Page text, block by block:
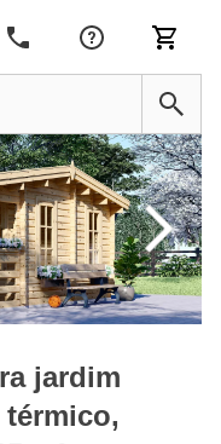
jardim
térmico,